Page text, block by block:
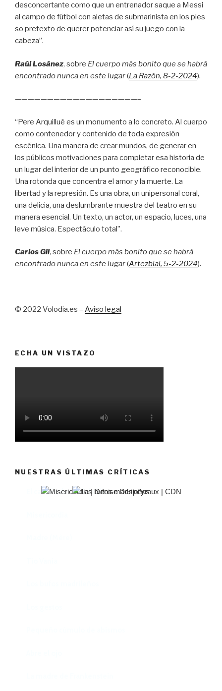
desconcertante como que un entrenador saque a Messi
al campo de fútbol con aletas de submarinista en los pies
so pretexto de querer potenciar así su juego con la
cabeza”.
Raúl Losánez, sobre El cuerpo más bonito que se habrá
encontrado nunca en este lugar(La Razón, 8-2-2024).
———————————————————–
“Pere Arquillué es un monumento a lo concreto. Al cuerpo
como contenedor y contenido de toda expresión
escénica. Una manera de crear mundos, de generar en
los públicos motivaciones para completar esa historia de
un lugar del interior de un punto geográfico reconocible.
Una rotonda que concentra el amor y la muerte. La
libertad y la represión. Es una obra, un unipersonal coral,
una delicia, una deslumbrante muestra del teatro en su
manera esencial. Un texto, un actor, un espacio, luces, una
leve música. Espectáculo total”.
Carlos Gil, sobre El cuerpo más bonito que se habrá
encontrado nunca en este lugar(Artezblai, 5-2-2024).
© 2022 Volodia.es – Aviso legal
ECHA UN VISTAZO
NUESTRAS ÚLTIMAS CRÍTICAS
El castillo de Lindabridis